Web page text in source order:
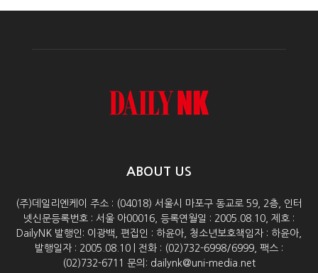
ABOUT US
(주)데일리엔케이 주소 : (04018) 서울시 마포구 동교로 59, 2층, 인터
넷신문등록번호 : 서울 아00016, 등록연월일 : 2005.08.10, 제호 :
DailyNK 발행인: 이광백, 편집인 : 하윤아, 청소년보호책임자 : 하윤아,
발행일자 : 2005.08.10 | 전화 : (02)732-6998/6999, 팩스 :
(02)732-6711 문의: dailynk@uni-media.net